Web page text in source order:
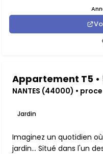
Appartement T5 •
NANTES (44000) • proce
Jardin
Imaginez un quotidien
jardin... Situé dans l'un